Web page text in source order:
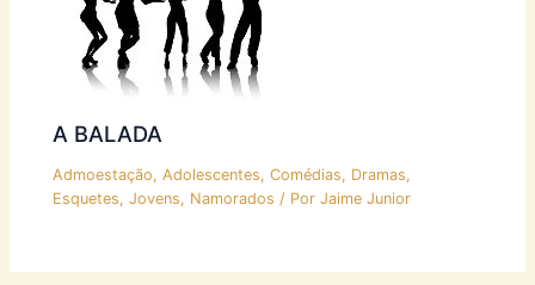
A BALADA
Admoestação,Adolescentes,Comédias, Dramas,
Esquetes,Jovens, Namorados / PorJaime Junior